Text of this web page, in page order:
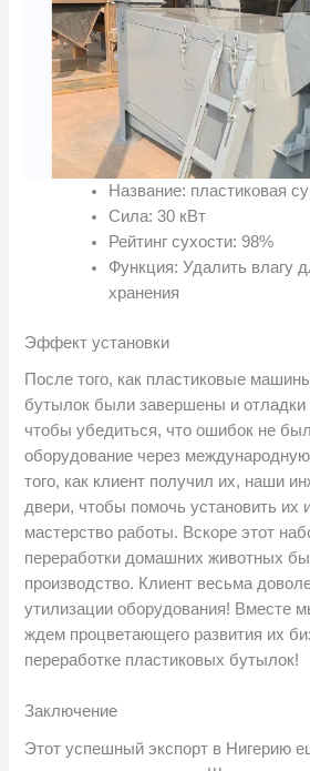
Название: пластиковая
Сила: 30 кВт
Рейтинг сухости: 98%
Функция: Удалить влагу
хранения
Эффект установки
После того, как пластиковые
бутылок были завершены и отладки
чтобы убедиться, что ошибок не
оборудование через
того, как клиент получил их, наши
двери, чтобы помочь установить их
мастерство работы. Вскоре этот
переработки домашних животных
производство. Клиент весьма
утилизации оборудования! Вместе
ждем процветающего развития их
переработке пластиковых бутылок!
Заключение
Этот успешный экспорт в Нигерию